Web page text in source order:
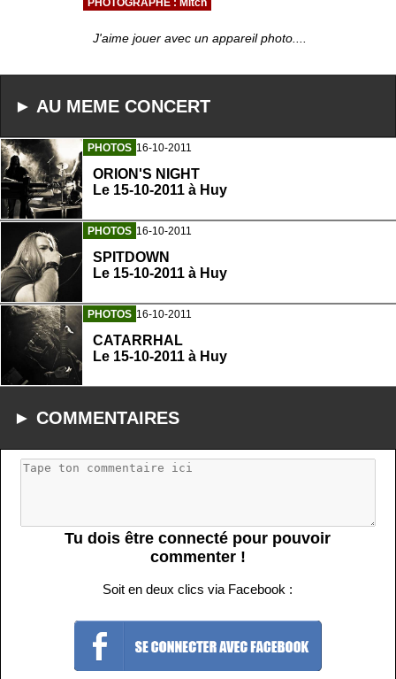
PHOTOGRAPHE : Mitch
J'aime jouer avec un appareil photo....
► AU MEME CONCERT
PHOTOS 16-10-2011
ORION'S NIGHT
Le 15-10-2011 à Huy
PHOTOS 16-10-2011
SPITDOWN
Le 15-10-2011 à Huy
PHOTOS 16-10-2011
CATARRHAL
Le 15-10-2011 à Huy
► COMMENTAIRES
Tu dois être connecté pour pouvoir
commenter !
Soit en deux clics via Facebook :